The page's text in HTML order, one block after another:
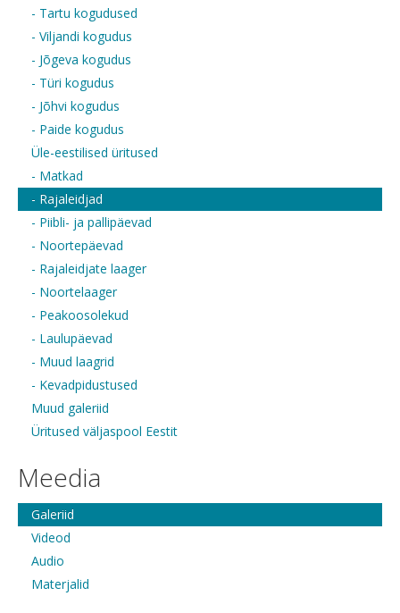
- Tartu kogudused
- Viljandi kogudus
- Jõgeva kogudus
- Türi kogudus
- Jõhvi kogudus
- Paide kogudus
Üle-eestilised üritused
- Matkad
- Rajaleidjad
- Piibli- ja pallipäevad
- Noortepäevad
- Rajaleidjate laager
- Noortelaager
- Peakoosolekud
- Laulupäevad
- Muud laagrid
- Kevadpidustused
Muud galeriid
Üritused väljaspool Eestit
Meedia
Galeriid
Videod
Audio
Materjalid